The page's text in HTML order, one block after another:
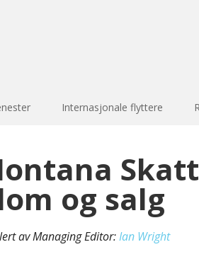
Internasjonale flyttere
og salg
av Managing Editor:Ian Wright